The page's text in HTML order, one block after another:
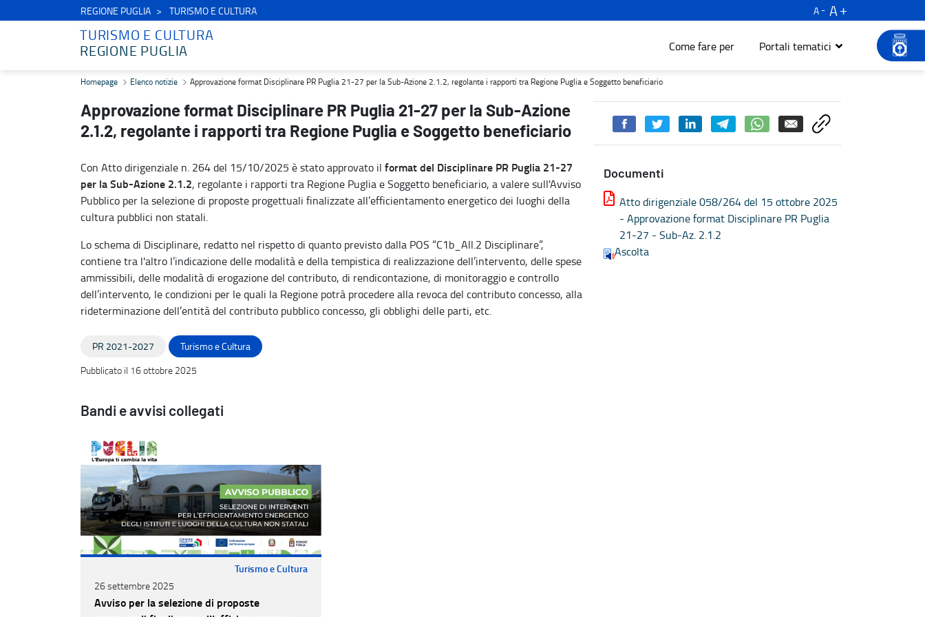
REGIONE PUGLIA TURISMO E CULTURA A
A
TURISMO E CULTURA
REGIONE PUGLIA
Come fare per Portali tematici
Approvazione format Disciplinare PR Puglia 21-27 per la Sub-Azione 2.1.2, regolante i rapporti tra Regione Puglia e Soggetto beneficiario - Turismo e cultura
Homepage Elenco notizie Approvazione format Disciplinare PR Puglia 21-27 per la Sub-Azione 2.1.2, regolante i rapporti tra Regione Puglia e Soggetto beneficiario
Approvazione format Disciplinare PR Puglia 21-27 per la Sub-Azione
2.1.2, regolante i rapporti tra Regione Puglia e Soggetto beneficiario
Con Atto dirigenziale n. 264 del 15/10/2025 è stato approvato il format del Disciplinare PR Puglia 21-27
per la Sub-Azione 2.1.2, regolante i rapporti tra Regione Puglia e Soggetto beneficiario, a valere sull'Avviso
Pubblico per la selezione di proposte progettuali finalizzate all’efficientamento energetico dei luoghi della
cultura pubblici non statali.
Lo schema di Disciplinare, redatto nel rispetto di quanto previsto dalla POS “C1b_All.2 Disciplinare”,
contiene tra l'altro l’indicazione delle modalità e della tempistica di realizzazione dell’intervento, delle spese
ammissibili, delle modalità di erogazione del contributo, di rendicontazione, di monitoraggio e controllo
dell’intervento, le condizioni per le quali la Regione potrà procedere alla revoca del contributo concesso, alla
rideterminazione dell’entità del contributo pubblico concesso, gli obblighi delle parti, etc.
Documenti
Atto dirigenziale 058/264 del 15 ottobre 2025
- Approvazione format Disciplinare PR Puglia
21-27 - Sub-Az. 2.1.2
Ascolta
PR 2021-2027
Turismo e Cultura
Pubblicato il 16 ottobre 2025
Bandi e avvisi collegati
Turismo e Cultura
26 settembre 2025
Avviso per la selezione di proposte